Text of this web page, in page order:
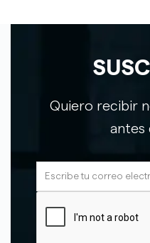
Quiero recibir
antes